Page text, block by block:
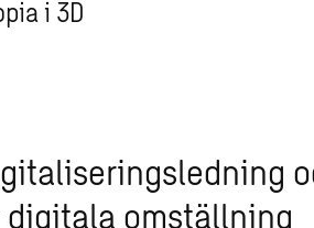
i 3D
digitala omställning